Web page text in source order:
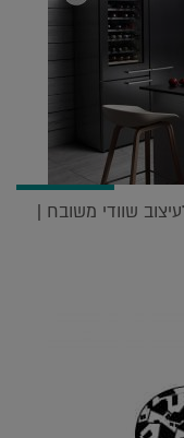
שוודי משובח |